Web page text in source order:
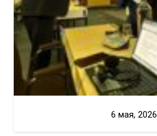
6 мая, 2026